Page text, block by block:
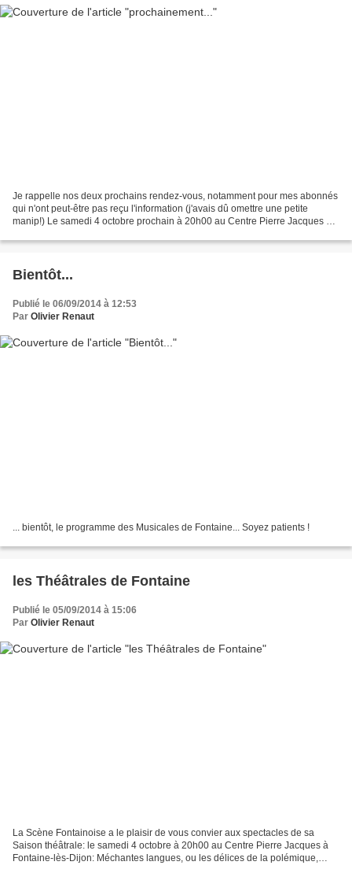
Je rappelle nos deux prochains rendez-vous, notamment pour mes abonnés
qui n'ont peut-être pas reçu l'information (j'avais dû omettre une petite
manip!) Le samedi 4 octobre prochain à 20h00 au Centre Pierre Jacques à
Bientôt...
Publié le 06/09/2014 à 12:53
Par Olivier Renaut
... bientôt, le programme des Musicales de Fontaine... Soyez patients !
les Théâtrales de Fontaine
Publié le 05/09/2014 à 15:06
Par Olivier Renaut
La Scène Fontainoise a le plaisir de vous convier aux spectacles de sa
Saison théâtrale: le samedi 4 octobre à 20h00 au Centre Pierre Jacques à
Fontaine-lès-Dijon: Méchantes langues, ou les délices de la polémique,